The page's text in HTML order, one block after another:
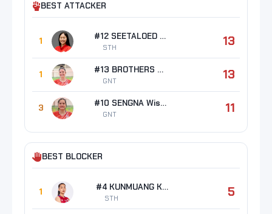
BEST ATTACKER
1 #12 SEETALOED Warisara
STH 13
1 #13 BROTHERS Erin Taylor
GNT 13
3 #10 SENGNA Wisaruta
GNT 11
BEST BLOCKER
1 #4 KUNMUANG Kanyarat
STH 5